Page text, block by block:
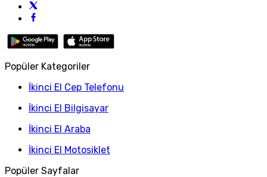
Popüler Kategoriler
İkinci El Cep Telefonu
İkinci El Bilgisayar
İkinci El Araba
İkinci El Motosiklet
Popüler Sayfalar